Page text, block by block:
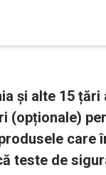
și alte 15
(opționale)
care
teste de